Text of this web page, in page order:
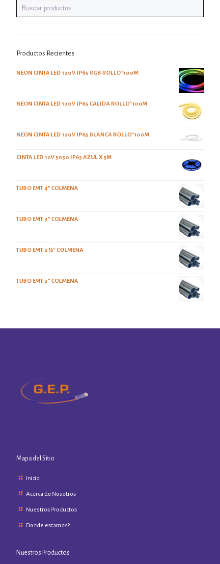
Productos Recientes
NEON CINTA LED 120V IP65 RGB ROLLO*100M
NEON CINTA LED 120V IP65 CALIDA ROLLO*100M
NEON CINTA LED 120V IP65 BLANCA ROLLO*100M
CINTA LED 12V 5050 IP65 AZUL X 5M
TUBO EMT 4" COLMENA
TUBO EMT 3" COLMENA
TUBO EMT 2 ½" COLMENA
TUBO EMT 2" COLMENA
Mapa del Sitio
Inicio
Acerca de Nosotros
Nuestros Productos
Donde estamos?
Nuestros Productos